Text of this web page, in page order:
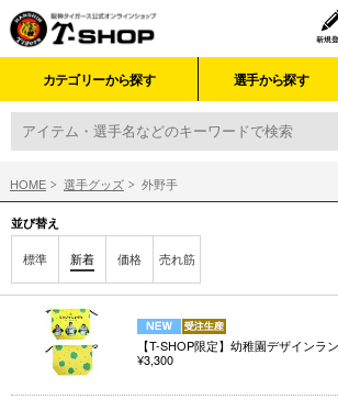
カテゴリーから探す 選手から探す
HOME 選手グッズ 外野手
並び替え
標準 新着 価格 売れ筋
【T-SHOP限定】幼稚園デザイン
¥3,300